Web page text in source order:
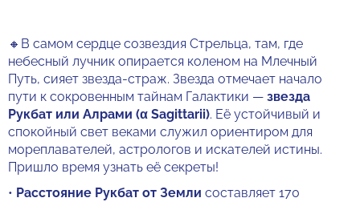
🔸В самом сердце созвездия Стрельца, там, где
небесный лучник опирается коленом на Млечный
Путь, сияет звезда-страж. Звезда отмечает начало
пути к сокровенным тайнам Галактики — звезда
Рукбат или Алрами (α Sagittarii). Её устойчивый и
спокойный свет веками служил ориентиром для
мореплавателей, астрологов и искателей истины.
Пришло время узнать её секреты!
• Расстояние Рукбат от Земли составляет 170